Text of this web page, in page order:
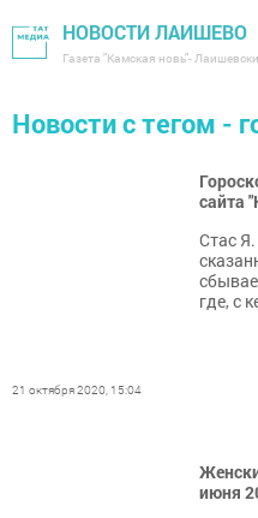
НОВОСТИ ЛАИШЕВО
Газета "Камская новь"-
Новости с тегом -
сайта
Стас
где, с
21 октября 2020, 15:04
июня